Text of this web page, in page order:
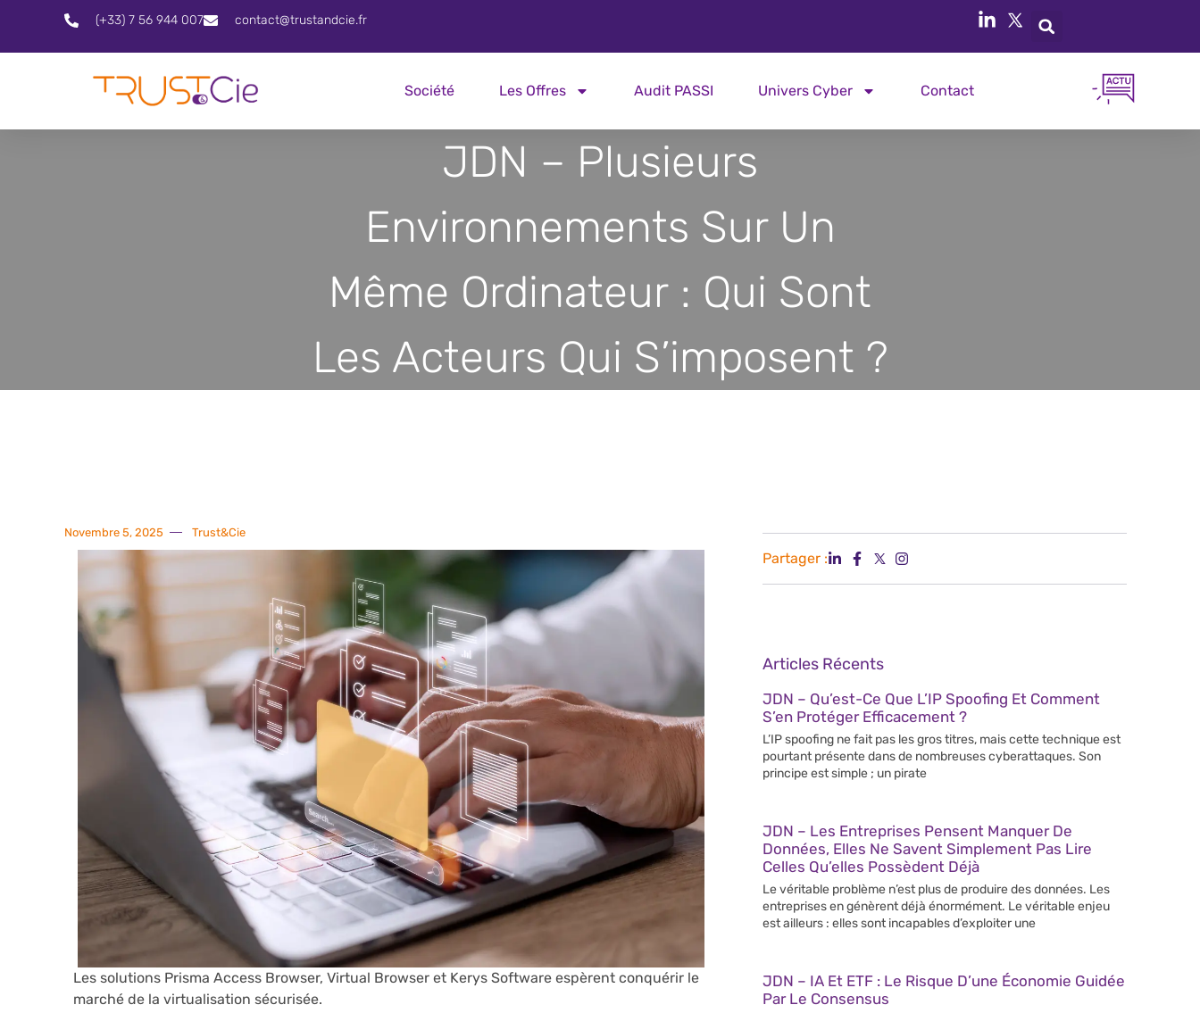
(+33) 7 56 944 007 contact@trustandcie.fr
Société Les Offres Audit PASSI Univers Cyber Contact
JDN – Plusieurs
Environnements Sur Un
Même Ordinateur : Qui Sont
Les Acteurs Qui S’imposent ?
Novembre 5, 2025 Trust&Cie
Les solutions Prisma Access Browser, Virtual Browser et Kerys Software espèrent conquérir le
marché de la virtualisation sécurisée.
Partager :
Articles Récents
JDN – Qu’est-Ce Que L’IP Spoofing Et Comment
S’en Protéger Efficacement ?
L’IP spoofing ne fait pas les gros titres, mais cette technique est
pourtant présente dans de nombreuses cyberattaques. Son
principe est simple ; un pirate
JDN – Les Entreprises Pensent Manquer De
Données, Elles Ne Savent Simplement Pas Lire
Celles Qu’elles Possèdent Déjà
Le véritable problème n’est plus de produire des données. Les
entreprises en génèrent déjà énormément. Le véritable enjeu
est ailleurs : elles sont incapables d’exploiter une
JDN – IA Et ETF : Le Risque D’une Économie Guidée
Par Le Consensus